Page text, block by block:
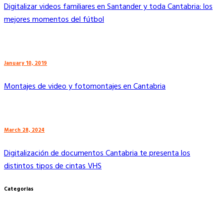
Digitalizar videos familiares en Santander y toda Cantabria: los
mejores momentos del fútbol
January 10, 2019
Montajes de video y fotomontajes en Cantabria
March 28, 2024
Digitalización de documentos Cantabria te presenta los
distintos tipos de cintas VHS
Categorias